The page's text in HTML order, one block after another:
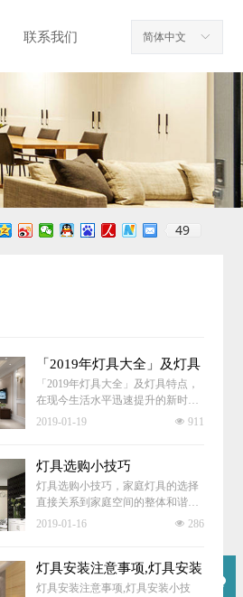
联系我们 ꀅ
简体中文
「2019年灯具大全」及灯具
特点
「2019年灯具大全」及灯具特点，
在现今生活水平迅速提升的新时
期，各种各样的灯具的应用已经成
是一种必不可少的用具。无论是基
础的照明功能，还是装饰装修的功
能，都可以完美的结合起来。
넶 911
2019-01-19
灯具选购小技巧
灯具选购小技巧，家庭灯具的选择
直接关系到家庭空间的整体和谐与
品位，下面一起看下客厅、卧室、
넶 286
2019-01-16
灯具安装注意事项,灯具安装
小技巧
灯具安装注意事项,灯具安装小技
49